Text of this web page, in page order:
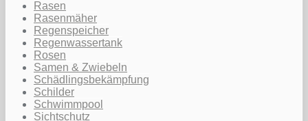
Rasen
Rasenmäher
Regenspeicher
Regenwassertank
Rosen
Samen & Zwiebeln
Schädlingsbekämpfung
Schilder
Schwimmpool
Sichtschutz